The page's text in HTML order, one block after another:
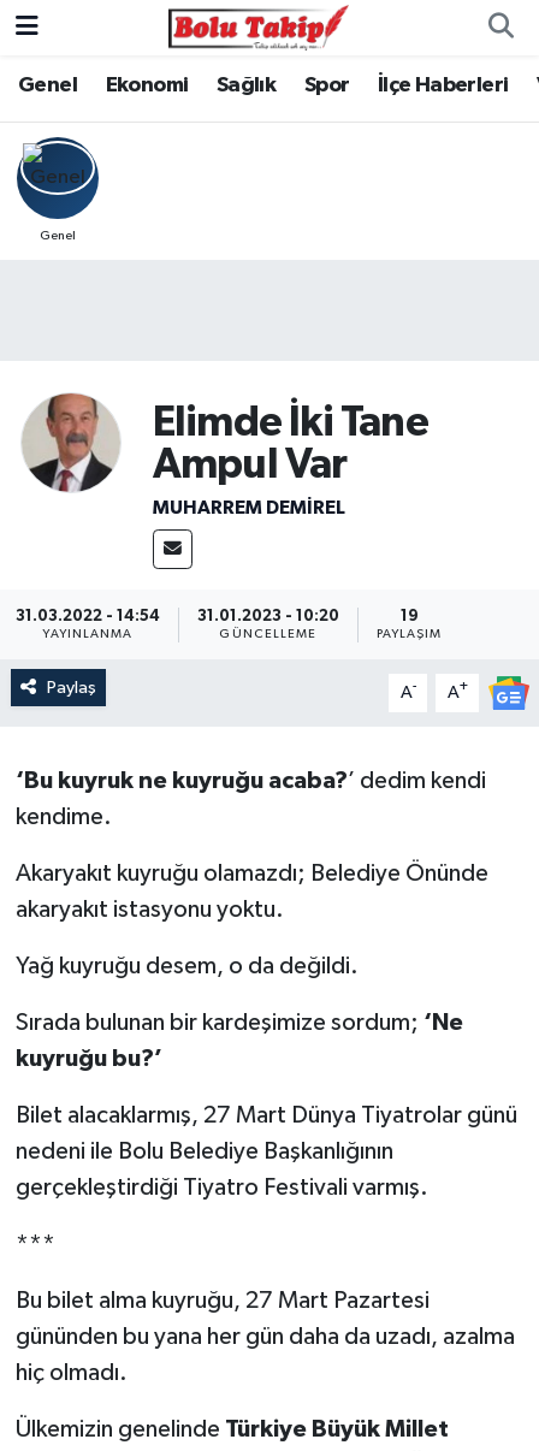
Genel Ekonomi Sağlık Spor İlçe Haberleri
Genel
Elimde İki Tane
Ampul Var
MUHARREM DEMİREL
31.03.2022 - 14:54
YAYINLANMA
31.01.2023 - 10:20
GÜNCELLEME
19
PAYLAŞIM
Paylaş A- A+
‘Bu kuyruk ne kuyruğu acaba?’ dedim kendi
kendime.
Akaryakıt kuyruğu olamazdı; Belediye Önünde
akaryakıt istasyonu yoktu.
Yağ kuyruğu desem, o da değildi.
Sırada bulunan bir kardeşimize sordum; ‘Ne
kuyruğu bu?’
Bilet alacaklarmış, 27 Mart Dünya Tiyatrolar günü
nedeni ile Bolu Belediye Başkanlığının
gerçekleştirdiği Tiyatro Festivali varmış.
***
Bu bilet alma kuyruğu, 27 Mart Pazartesi
gününden bu yana her gün daha da uzadı, azalma
hiç olmadı.
Ülkemizin genelinde Türkiye Büyük Millet